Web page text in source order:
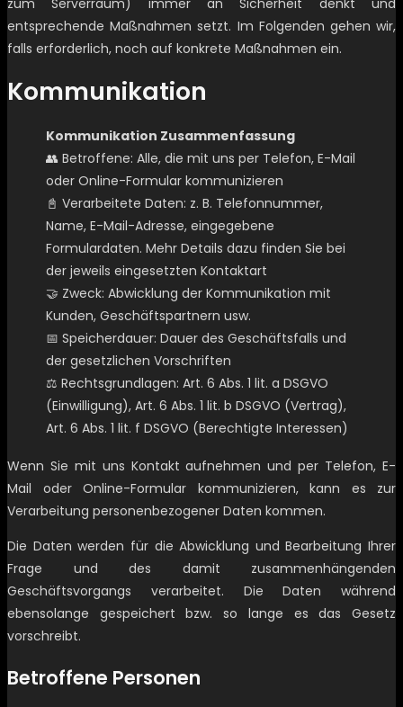
entsprechende Maßnahmen setzt. Im Folgenden gehen wir,
falls erforderlich, noch auf konkrete Maßnahmen ein.
Kommunikation
Kommunikation Zusammenfassung
👥 Betroffene: Alle, die mit uns per Telefon, E-Mail
oder Online-Formular kommunizieren
📓 Verarbeitete Daten: z. B. Telefonnummer,
Name, E-Mail-Adresse, eingegebene
Formulardaten. Mehr Details dazu finden Sie bei
der jeweils eingesetzten Kontaktart
🤝 Zweck: Abwicklung der Kommunikation mit
Kunden, Geschäftspartnern usw.
📅 Speicherdauer: Dauer des Geschäftsfalls und
der gesetzlichen Vorschriften
⚖️ Rechtsgrundlagen: Art. 6 Abs. 1 lit. a DSGVO
(Einwilligung), Art. 6 Abs. 1 lit. b DSGVO (Vertrag),
Art. 6 Abs. 1 lit. f DSGVO (Berechtigte Interessen)
Wenn Sie mit uns Kontakt aufnehmen und per Telefon, E-
Mail oder Online-Formular kommunizieren, kann es zur
Verarbeitung personenbezogener Daten kommen.
Die Daten werden für die Abwicklung und Bearbeitung Ihrer
Frage und des damit zusammenhängenden
Geschäftsvorgangs verarbeitet. Die Daten während
ebensolange gespeichert bzw. so lange es das Gesetz
vorschreibt.
Betroffene Personen